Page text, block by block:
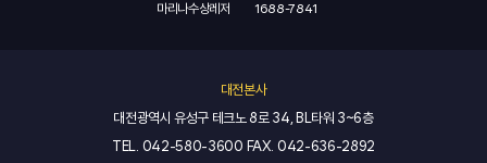
마리나수상레저
1688-7841
대전본사
대전광역시 유성구 테크노 8로 34, BL타워 3~6층
TEL. 042-580-3600 FAX. 042-636-2892